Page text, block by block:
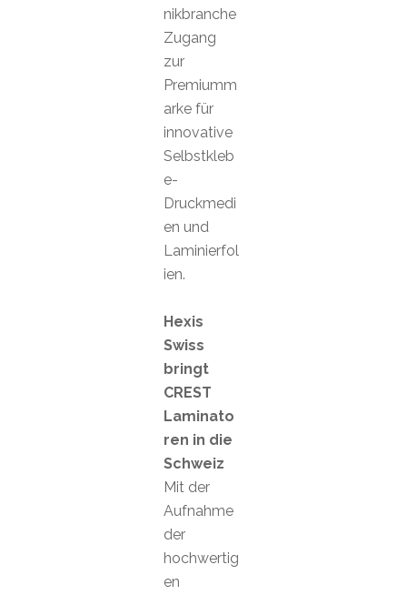
nikbranche
Zugang
zur
Premiumm
arke für
innovative
Selbstkleb
e-
Druckmedi
en und
Laminierfol
ien.
Hexis
Swiss
bringt
CREST
Laminato
ren in die
Schweiz
Mit der
Aufnahme
der
hochwertig
en